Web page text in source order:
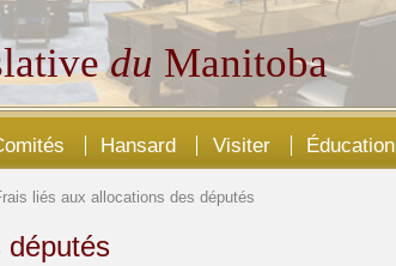
du Manitoba
Hansard Visiter Éducation
liés aux allocations des députés
députés